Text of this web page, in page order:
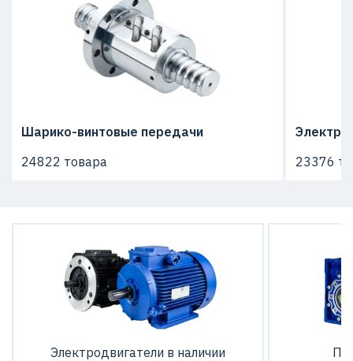
Шарико-винтовые передачи
24822 товара
23376
Электродвигатели в наличии